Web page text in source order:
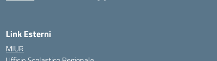
Link Esterni
MIUR